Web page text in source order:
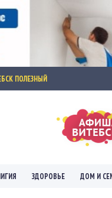
ПОЛЕЗНЫЙ
ЗДОРОВЬЕ ДОМ И